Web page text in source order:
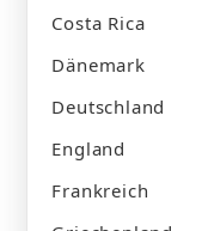
Costa Rica
Dänemark
Deutschland
England
Frankreich